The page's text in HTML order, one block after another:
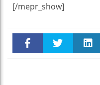
[/mepr_show]